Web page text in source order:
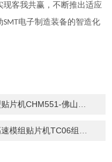
客我共赢，不断推出适应
SMT电子制造装备的智造化
机CHM551-佛山客户
片机TC06组线-北京客户